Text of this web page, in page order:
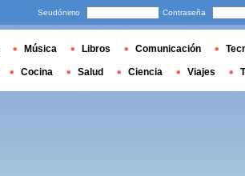
Seudónimo Contraseña
Música Libros Comunicación
Cocina Salud Ciencia Viajes